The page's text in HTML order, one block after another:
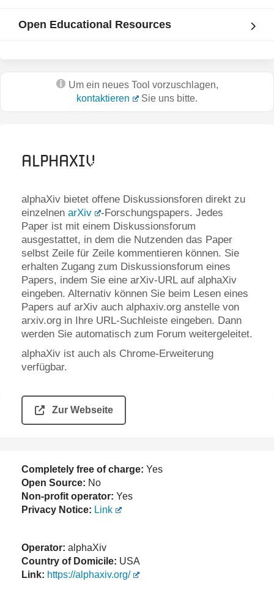
Open Educational Resources
Um ein neues Tool vorzuschlagen,
kontaktieren
Sie uns bitte.
alphaXiv
alphaXiv bietet offene Diskussionsforen direkt zu
einzelnen arXiv
-Forschungspapers. Jedes
Paper ist mit einem Diskussionsforum
ausgestattet, in dem die Nutzenden das Paper
selbst Zeile für Zeile kommentieren können. Sie
erhalten Zugang zum Diskussionsforum eines
Papers, indem Sie eine arXiv-URL auf alphaXiv
eingeben. Alternativ können Sie beim Lesen eines
Papers auf arXiv auch alphaxiv.org anstelle von
arxiv.org in Ihre URL-Suchleiste eingeben. Dann
werden Sie automatisch zum Forum weitergeleitet.
alphaXiv ist auch als Chrome-Erweiterung
verfügbar.
Zur Webseite
Completely free of charge: Yes
Open Source: No
Non-profit operator: Yes
Privacy Notice: Link
Operator: alphaXiv
Country of Domicile: USA
Link: https://alphaxiv.org/